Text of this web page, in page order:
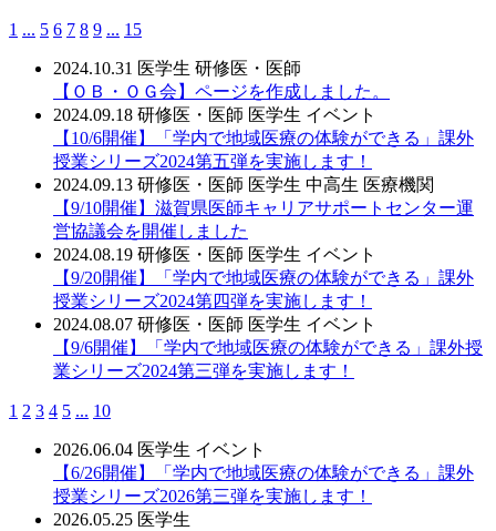
1 ... 5 6 7 8 9 ... 15
2024.10.31 医学生 研修医・医師
【ＯＢ・ＯＧ会】ページを作成しました。
2024.09.18 研修医・医師 医学生 イベント
【10/6開催】「学内で地域医療の体験ができる」課外
授業シリーズ2024第五弾を実施します！
2024.09.13 研修医・医師 医学生 中高生 医療機関
【9/10開催】滋賀県医師キャリアサポートセンター運
営協議会を開催しました
2024.08.19 研修医・医師 医学生 イベント
【9/20開催】「学内で地域医療の体験ができる」課外
授業シリーズ2024第四弾を実施します！
2024.08.07 研修医・医師 医学生 イベント
【9/6開催】「学内で地域医療の体験ができる」課外授
業シリーズ2024第三弾を実施します！
1 2 3 4 5 ... 10
2026.06.04 医学生 イベント
【6/26開催】「学内で地域医療の体験ができる」課外
授業シリーズ2026第三弾を実施します！
2026.05.25 医学生